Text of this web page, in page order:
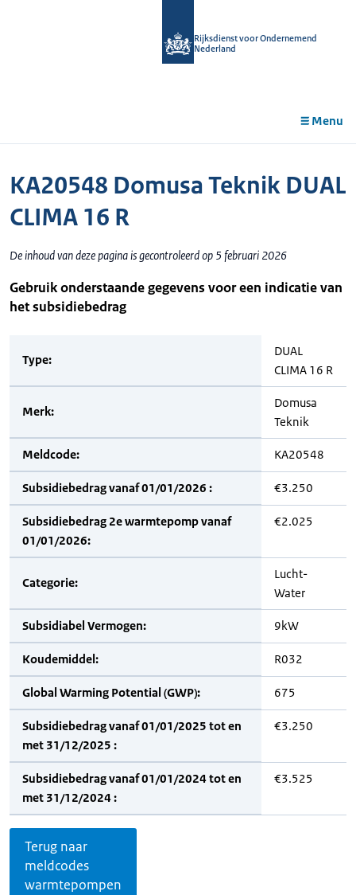
Rijksdienst voor Ondernemend
Nederland
Menu
KA20548 Domusa Teknik DUAL
CLIMA 16 R
De inhoud van deze pagina is gecontroleerd op 5 februari 2026
Gebruik onderstaande gegevens voor een indicatie van
het subsidiebedrag
Type:
DUAL
CLIMA 16 R
Merk:
Domusa
Teknik
Meldcode: KA20548
Subsidiebedrag vanaf 01/01/2026 : €3.250
Subsidiebedrag 2e warmtepomp vanaf
01/01/2026:
€2.025
Categorie:
Lucht-
Water
Subsidiabel Vermogen: 9kW
Koudemiddel: R032
Global Warming Potential (GWP): 675
Subsidiebedrag vanaf 01/01/2025 tot en
met 31/12/2025 :
€3.250
Subsidiebedrag vanaf 01/01/2024 tot en
met 31/12/2024 :
€3.525
Terug naar
meldcodes
warmtepompen